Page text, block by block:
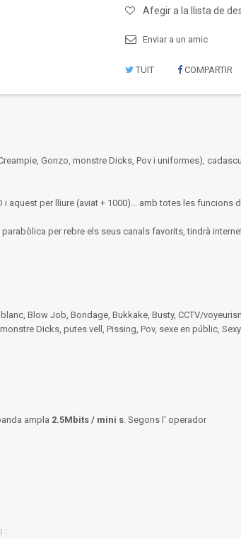
Afegir a la llista de
Enviar a un amic
TUIT COMPARTIR
Gonzo, monstre Dicks, Pov i uniformes),
i aquest per lliure (aviat + 1000)... amb totes les funcions
per rebre els seus canals favorits, tindrà
Blow Job, Bondage, Bukkake, Busty, CCTV/
Dicks, putes vell, Pissing, Pov, sexe en públic,
ampla 2.5Mbits / mini s. Segons l' operador
) :